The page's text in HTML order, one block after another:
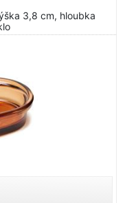
3,8 cm, hloubka